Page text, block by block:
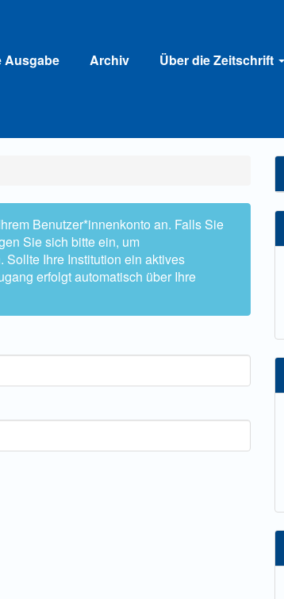
Ausgabe Archiv Über die Zeitschrift
Benutzer*innenkonto an. Falls Sie
Sie sich bitte ein, um
Ihre Institution ein aktives
erfolgt automatisch über Ihre